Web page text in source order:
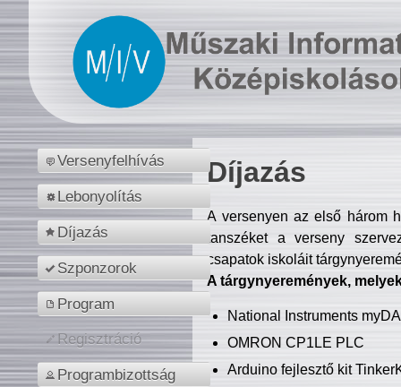
Versenyfelhívás
Lebonyolítás
Díjazás
Szponzorok
Program
Regisztráció
Programbizottság
Díjazás
A versenyen az első három
tanszéket a verseny
csapatok iskoláit
A tárgynyeremények,
National Instruments
OMRON CP1LE PLC
Arduino fejlesztő kit